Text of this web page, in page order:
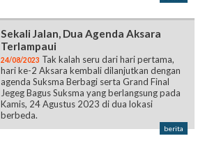
Sekali Jalan, Dua Agenda Aksara
Terlampaui
24/08/2023 Tak kalah seru dari hari pertama,
hari ke-2 Aksara kembali dilanjutkan dengan
agenda Suksma Berbagi serta Grand Final
Jegeg Bagus Suksma yang berlangsung pada
Kamis, 24 Agustus 2023 di dua lokasi
berbeda.
berita